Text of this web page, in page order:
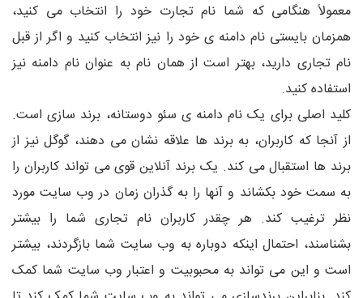
معمولاً هنگامی که شما نام تجارت خود را انتخاب می کنید،
همزمان بایستی نام دامنه ی خود را نیز انتخاب کنید و اگر از قبل
نام تجاری دارید، بهتر است از همان نام به عنوان نام دامنه نیز
استفاده کنید.
کلید اصلی برای یک نام دامنه ی سئو دوستانه، برند سازی است.
از آنجا که کاربران، به برند ها علاقه نشان می دهند، گوگل نیز از
برند ها استقبال می کند. یک برند آنلاین قوی می تواند کاربران را
به سمت خود بکشاند و آنها را به گذران زمان در وب سایت مورد
نظر ترغیب کند. هر چقدر کاربران نام تجاری شما را بیشتر
بشناسند، احتمال اینکه دوباره به وب سایت شما بازگردند، بیشتر
است و این می تواند به محبوبیت و اعتبار وب سایت شما کمک